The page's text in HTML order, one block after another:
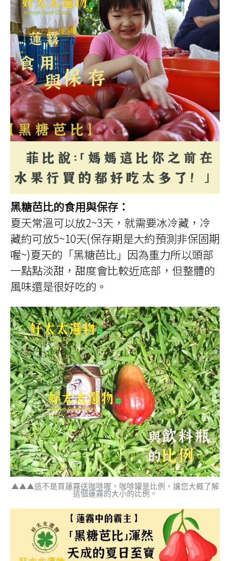
黑糖芭比的食用與保存：
夏天常溫可以放2~3天，就需要冰冷藏，冷
藏約可放5~10天(保存期是大約預測非保固期
喔~)夏天的「黑糖芭比」因為重力所以頭部
一點點淡甜，甜度會比較近底部，但整體的
風味還是很好吃的。
▲▲▲這不是買蓮霧送咖啡喔，咖啡罐是比例，讓您大概了解
這個蓮霧的大小的比例。